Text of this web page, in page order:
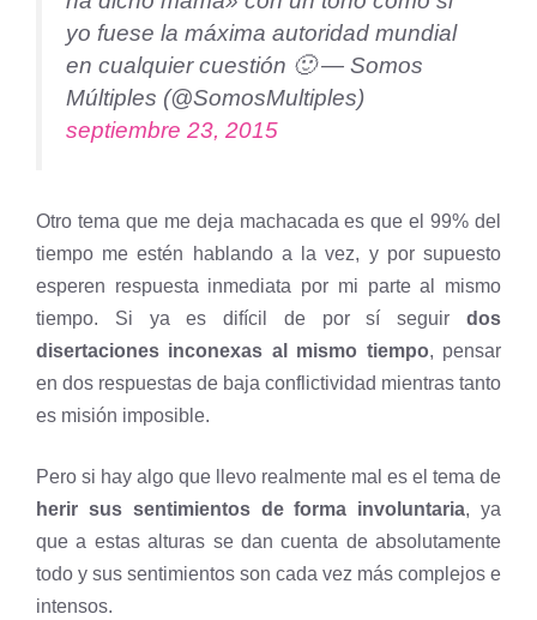
yo fuese la máxima autoridad mundial
en cualquier cuestión 🙂 — Somos
Múltiples (@SomosMultiples)
septiembre 23, 2015
Otro tema que me deja machacada es que el 99% del
tiempo me estén hablando a la vez, y por supuesto
esperen respuesta inmediata por mi parte al mismo
tiempo. Si ya es difícil de por sí seguir dos
disertaciones inconexas al mismo tiempo, pensar
en dos respuestas de baja conflictividad mientras tanto
es misión imposible.
Pero si hay algo que llevo realmente mal es el tema de
herir sus sentimientos de forma involuntaria, ya
que a estas alturas se dan cuenta de absolutamente
todo y sus sentimientos son cada vez más complejos e
intensos.